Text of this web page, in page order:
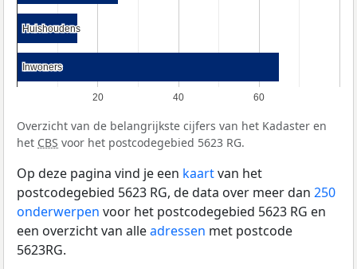
20 40 60
Huishoudens
Huishoudens
Inwoners
Inwoners
Overzicht van de belangrijkste cijfers van het Kadaster en
het CBS voor het postcodegebied 5623 RG.
Op deze pagina vind je een kaartvan het
postcodegebied 5623 RG, de data over meer dan 250
onderwerpen voor het postcodegebied 5623 RG en
een overzicht van alleadressen met postcode
5623RG.